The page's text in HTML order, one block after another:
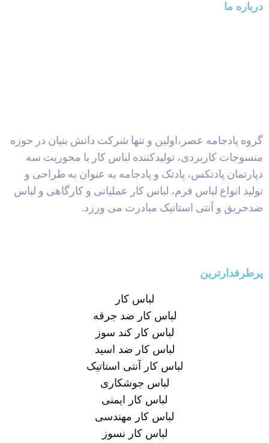
درباره ما
گروه پادجامه عصر،اولین و تنها شرکت دانش بنیان در حوزه
منسوجات کاربردی، تولیدکننده لباس کار با محوریت سه
دپارتمان پادتکس، پادتک و پادجامه به عنوان به طراحی و
تولید انواع لباس فرم، لباس کار عملیاتی و کارگاهی و لباس
ضدحریق و آنتی استاتیک مبادرت می ورزد.
پرطرفدارترین
لباس کار
لباس کار ضد جرقه
لباس کار کند سوز
لباس کار ضد اسید
لباس کار آنتی استاتیک
لباس جوشکاری
لباس کار ایمنی
لباس کار مهندسی
لباس کار نسوز